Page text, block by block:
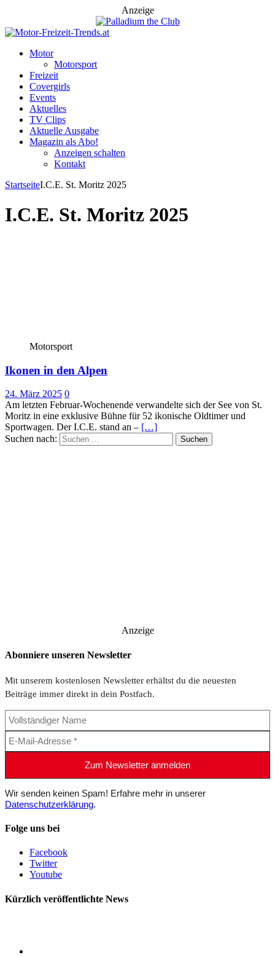
Anzeige
Motor
Motorsport
Freizeit
Covergirls
Events
Aktuelles
TV Clips
Aktuelle Ausgabe
Magazin als Abo!
Anzeigen schalten
Kontakt
StartseiteI.C.E. St. Moritz 2025
I.C.E. St. Moritz 2025
Motorsport
Ikonen in den Alpen
24. März 2025 0
Am letzten Februar-Wochenende verwandelte sich der See von St.
Moritz in eine exklusive Bühne für 52 ikonische Oldtimer und
Sportwagen. Der I.C.E. stand an – […]
Suchen nach:
Anzeige
Abonniere unseren Newsletter
Mit unserem kostenlosen Newsletter erhältst du die neuesten
Beiträge immer direkt in dein Postfach.
Wir senden keinen Spam! Erfahre mehr in unserer
Datenschutzerklärung.
Folge uns bei
Facebook
Twitter
Youtube
Kürzlich veröffentlichte News